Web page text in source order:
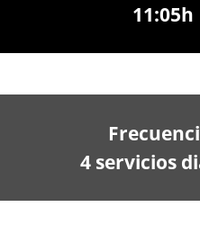
11:05h
4 servicios